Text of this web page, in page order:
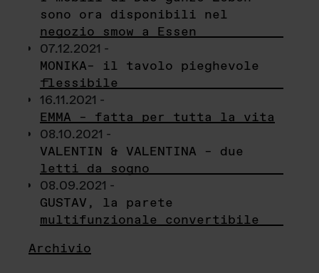
sono ora disponibili nel
negozio smow a Essen
07.12.2021 -
MONIKA– il tavolo pieghevole
flessibile
16.11.2021 -
EMMA – fatta per tutta la vita
08.10.2021 -
VALENTIN & VALENTINA – due
letti da sogno
08.09.2021 -
GUSTAV, la parete
multifunzionale convertibile
Archivio